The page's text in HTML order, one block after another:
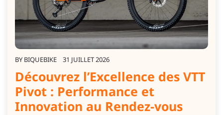
BY BIQUEBIKE 31 JUILLET 2026
Découvrez l’Excellence des VTT
Pivot : Performance et
Innovation au Rendez-vous